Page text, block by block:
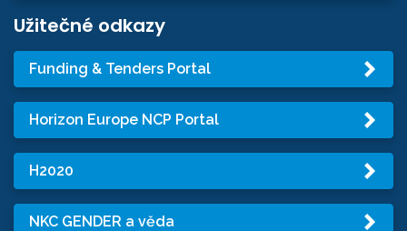
Užitečné odkazy
Funding & Tenders Portal
Horizon Europe NCP Portal
H2020
NKC GENDER a věda